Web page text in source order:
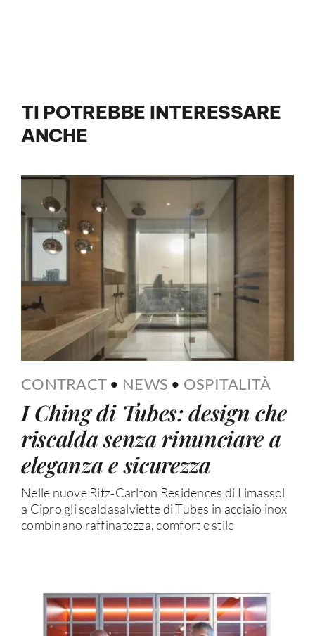
TI POTREBBE INTERESSARE
ANCHE
CONTRACT • NEWS • OSPITALITÀ
I Ching di Tubes: design che
riscalda senza rinunciare a
eleganza e sicurezza
Nelle nuove Ritz‑Carlton Residences di Limassol
a Cipro gli scaldasalviette di Tubes in acciaio inox
combinano raffinatezza, comfort e stile